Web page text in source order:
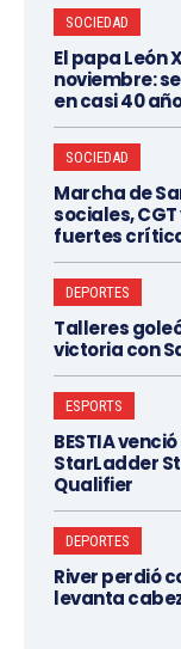
SOCIEDAD
El papa León
noviembre:
en casi 40
SOCIEDAD
Marcha de
sociales,
fuertes
DEPORTES
Talleres
victoria con
ESPORTS
BESTIA
StarLadder
Qualifier
DEPORTES
River perdió
levanta